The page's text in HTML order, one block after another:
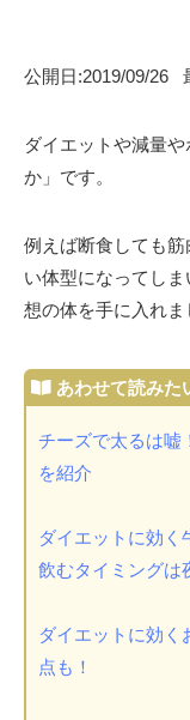
公開日:2019/09/26
ダイエットや減量
か」です。
例えば断食しても
い体型になってし
想の体を手に入れま
チーズで太るは嘘
を紹介
ダイエットに効く
飲むタイミングは
ダイエットに効く
点も！